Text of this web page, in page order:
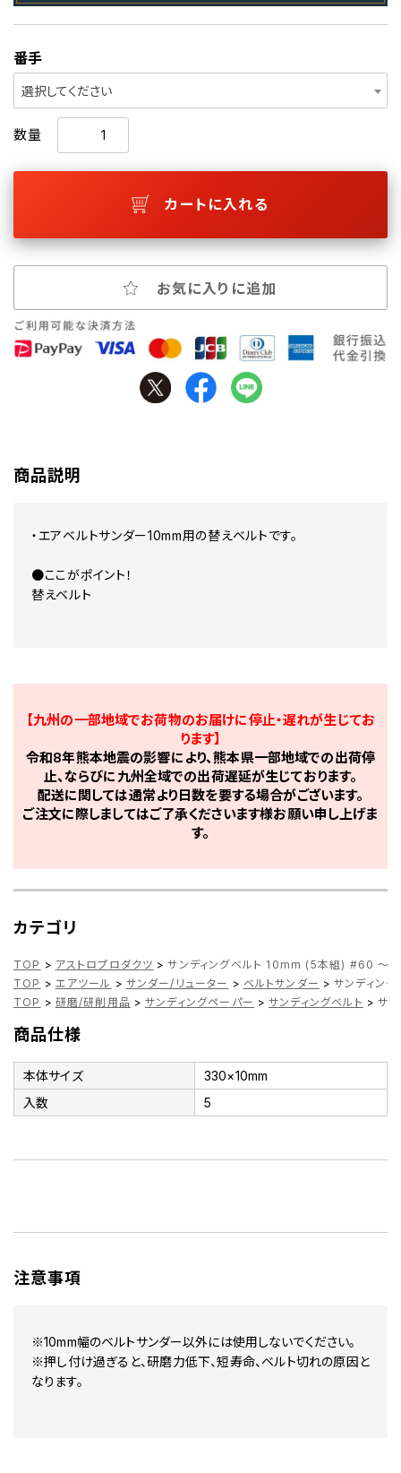
番手
選択してください
数量
カートに入れる
お気に入りに追加
商品説明
・エアベルトサンダー10mm用の替えベルトです。
●ここがポイント！
替えベルト
【九州の一部地域でお荷物のお届けに停止・遅れが生じてお
ります】
令和8年熊本地震の影響により、熊本県一部地域での出荷停
止、ならびに九州全域での出荷遅延が生じております。
配送に関しては通常より日数を要する場合がございます。
ご注文に際しましてはご了承くださいます様お願い申し上げま
す。
カテゴリ
TOP > アストロプロダクツ > サンディングベルト 10mm (5本組) #60 ～
TOP > エアツール > サンダー/リューター > ベルトサンダー > サンディン
TOP > 研磨/研削用品 > サンディングペーパー > サンディングベルト > サ
商品仕様
本体サイズ
330×10mm
入数
5
注意事項
※10mm幅のベルトサンダー以外には使用しないでください。
※押し付け過ぎると、研磨力低下、短寿命、ベルト切れの原因と
なります。